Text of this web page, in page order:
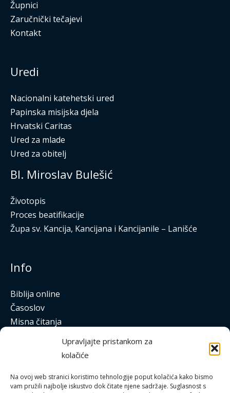
Upravljajte pristankom za
kolačiće
Na ovoj web stranici koristimo tehnologije poput kolačića kako bismo
vam pružili najbolje iskustvo dok čitate njene sadržaje. Suglasnost s
Župnici
Zaručnički tečajevi
Kontakt
Uredi
Nacionalni katehetski ured
Papinska misijska djela
Hrvatski Caritas
Ured za mlade
Ured za obitelj
Bl. Miroslav Bulešić
Životopis
Proces beatifikacije
Župa sv. Kancija, Kancijana i Kancijanile – Lanišće
Info
Biblija online
Časoslov
Misna čitanja
Apostolat molitve
Laudato